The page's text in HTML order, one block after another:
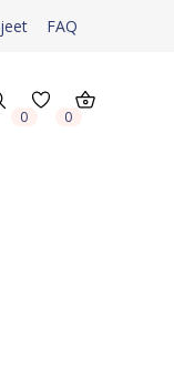
FAQ
0 0